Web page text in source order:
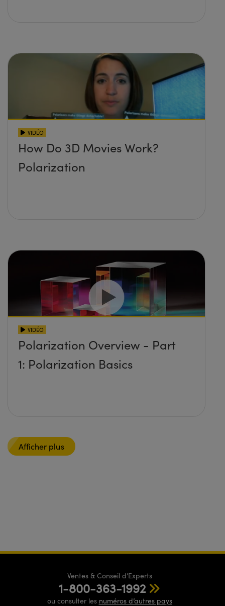
VIDÉO
How Do 3D Movies Work?
Polarization
VIDÉO
Polarization Overview - Part
1: Polarization Basics
Afficher plus
Ventes & Conseil d’Experts
1-800-363-1992
ou consulter les numéros d’autres pays